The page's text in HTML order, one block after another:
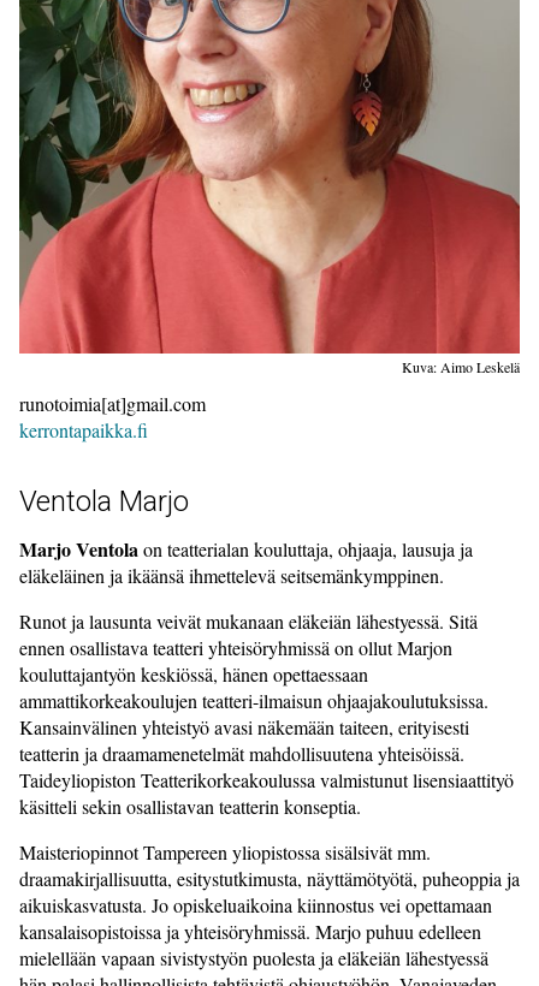
Kuva: Aimo Leskelä
runotoimia[at]gmail.com
kerrontapaikka.fi
Ventola Marjo
Marjo Ventolaon teatterialan kouluttaja, ohjaaja, lausuja ja
eläkeläinen ja ikäänsä ihmettelevä seitsemänkymppinen.
Runot ja lausunta veivät mukanaan eläkeiän lähestyessä. Sitä
ennen osallistava teatteri yhteisöryhmissä on ollut Marjon
kouluttajantyön keskiössä, hänen opettaessaan
ammattikorkeakoulujen teatteri-ilmaisun ohjaajakoulutuksissa.
Kansainvälinen yhteistyö avasi näkemään taiteen, erityisesti
teatterin ja draamamenetelmät mahdollisuutena yhteisöissä.
Taideyliopiston Teatterikorkeakoulussa valmistunut lisensiaattityö
käsitteli sekin osallistavan teatterin konseptia.
Maisteriopinnot Tampereen yliopistossa sisälsivät mm.
draamakirjallisuutta, esitystutkimusta, näyttämötyötä, puheoppia ja
aikuiskasvatusta. Jo opiskeluaikoina kiinnostus vei opettamaan
kansalaisopistoissa ja yhteisöryhmissä. Marjo puhuu edelleen
mielellään vapaan sivistystyön puolesta ja eläkeiän lähestyessä